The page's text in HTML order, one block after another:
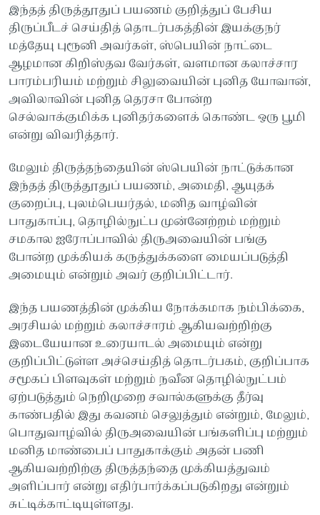
இந்தத் திருத்தூதுப் பயணம் குறித்துப் பேசிய
திருப்பீடச் செய்தித் தொடர்பகத்தின் இயக்குநர்
மத்தேயு புரூனி அவர்கள், ஸ்பெயின் நாட்டை
ஆழமான கிறிஸ்தவ வேர்கள், வளமான கலாச்சார
பாரம்பரியம் மற்றும் சிலுவையின் புனித யோவான்,
அவிலாவின் புனித தெரசா போன்ற
செல்வாக்குமிக்க புனிதர்களைக் கொண்ட ஒரு பூமி
என்று விவரித்தார்.
மேலும் திருத்தந்தையின் ஸ்பெயின் நாட்டுக்கான
இந்தத் திருத்தூதுப் பயணம், அமைதி, ஆயுதக்
குறைப்பு, புலம்பெயர்தல், மனித வாழ்வின்
பாதுகாப்பு, தொழில்நுட்ப முன்னேற்றம் மற்றும்
சமகால ஐரோப்பாவில் திருஅவையின் பங்கு
போன்ற முக்கியக் கருத்துக்களை மையப்படுத்தி
அமையும் என்றும் அவர் குறிப்பிட்டார்.
இந்த பயணத்தின் முக்கிய நோக்கமாக நம்பிக்கை,
அரசியல் மற்றும் கலாச்சாரம் ஆகியவற்றிற்கு
இடையேயான உரையாடல் அமையும் என்று
குறிப்பிட்டுள்ள அச்செய்தித் தொடர்பகம், குறிப்பாக
சமூகப் பிளவுகள் மற்றும் நவீன தொழில்நுட்பம்
ஏற்படுத்தும் நெறிமுறை சவால்களுக்கு தீர்வு
காண்பதில் இது கவனம் செலுத்தும் என்றும், மேலும்,
பொதுவாழ்வில் திருஅவையின் பங்களிப்பு மற்றும்
மனித மாண்பைப் பாதுகாக்கும் அதன் பணி
ஆகியவற்றிற்கு திருத்தந்தை முக்கியத்துவம்
அளிப்பார் என்று எதிர்பார்க்கப்படுகிறது என்றும்
சுட்டிக்காட்டியுள்ளது.